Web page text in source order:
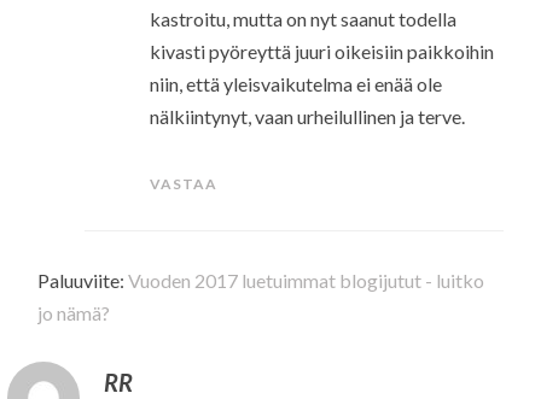
kastroitu, mutta on nyt saanut todella
kivasti pyöreyttä juuri oikeisiin paikkoihin
niin, että yleisvaikutelma ei enää ole
nälkiintynyt, vaan urheilullinen ja terve.
VASTAA
Paluuviite:Vuoden 2017 luetuimmat blogijutut - luitko
jo nämä?
RR